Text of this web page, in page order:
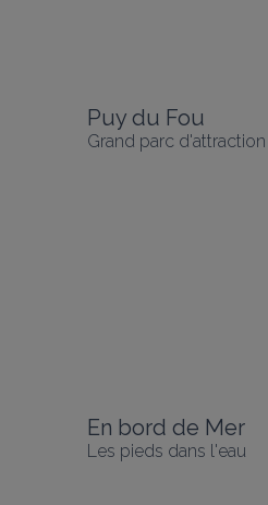
Puy du Fou
Grand parc d'attraction
En bord de Mer
Les pieds dans l'eau